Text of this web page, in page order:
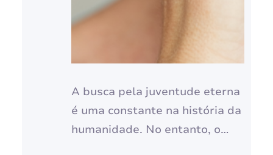
A busca pela juventude eterna
é uma constante na história da
humanidade. No entanto, o